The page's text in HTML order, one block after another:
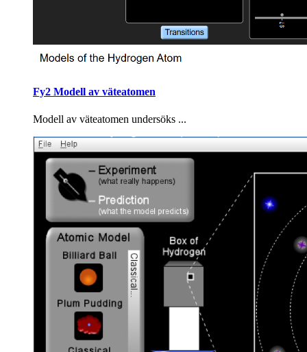
Fy2 Modell av väteatomen
Modell av väteatomen undersöks ...